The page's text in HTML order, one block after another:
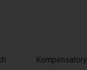
Kompensatory